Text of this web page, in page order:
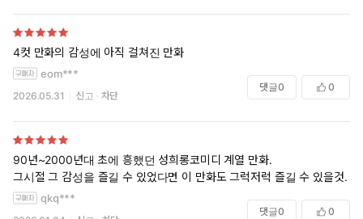
4컷 만화의 감성에 아직 걸쳐진 만화
eom***
2026.05.31 신고 차단
댓글0 0
90년~2000년대 초에 흥했던 성희롱코미디 계열 만화.
그시절 그 감성을 즐길 수 있었다면 이 만화도 그럭저럭 즐길 수 있을것.
qkq***
댓글0 0